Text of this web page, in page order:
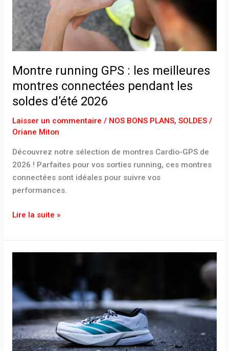
Montre running GPS : les meilleures
montres connectées pendant les
soldes d’été 2026
Laisser un commentaire / NOS BONS PLANS, SOLDES/
Oriane Miton
Découvrez notre sélection de montres Cardio-GPS de
2026 ! Parfaites pour vos sorties running, ces montres
connectées sont idéales pour suivre vos
performances.
les
meilleures
montres
connectées
les
soldes
d’été
2026
Lire la suite »
2026
les
meilleures
promotions
sur